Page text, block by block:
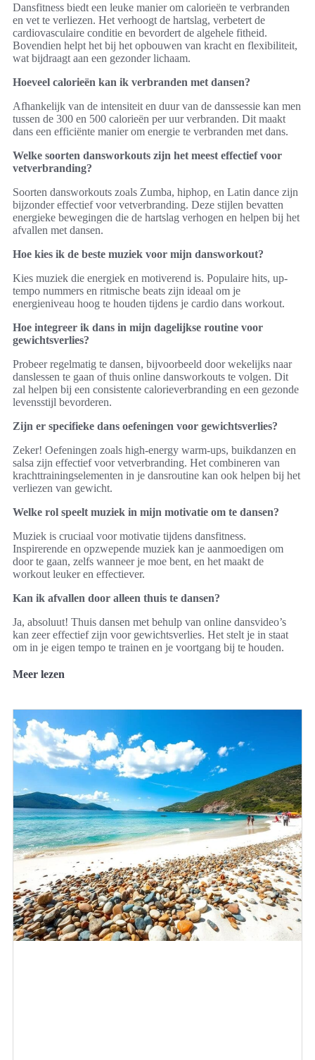
Dansfitness biedt een leuke manier om calorieën te verbranden
en vet te verliezen. Het verhoogt de hartslag, verbetert de
cardiovasculaire conditie en bevordert de algehele fitheid.
Bovendien helpt het bij het opbouwen van kracht en flexibiliteit,
wat bijdraagt aan een gezonder lichaam.
Hoeveel calorieën kan ik verbranden met dansen?
Afhankelijk van de intensiteit en duur van de danssessie kan men
tussen de 300 en 500 calorieën per uur verbranden. Dit maakt
dans een efficiënte manier om energie te verbranden met dans.
Welke soorten dansworkouts zijn het meest effectief voor
vetverbranding?
Soorten dansworkouts zoals Zumba, hiphop, en Latin dance zijn
bijzonder effectief voor vetverbranding. Deze stijlen bevatten
energieke bewegingen die de hartslag verhogen en helpen bij het
afvallen met dansen.
Hoe kies ik de beste muziek voor mijn dansworkout?
Kies muziek die energiek en motiverend is. Populaire hits, up-
tempo nummers en ritmische beats zijn ideaal om je
energieniveau hoog te houden tijdens je cardio dans workout.
Hoe integreer ik dans in mijn dagelijkse routine voor
gewichtsverlies?
Probeer regelmatig te dansen, bijvoorbeeld door wekelijks naar
danslessen te gaan of thuis online dansworkouts te volgen. Dit
zal helpen bij een consistente calorieverbranding en een gezonde
levensstijl bevorderen.
Zijn er specifieke dans oefeningen voor gewichtsverlies?
Zeker! Oefeningen zoals high-energy warm-ups, buikdanzen en
salsa zijn effectief voor vetverbranding. Het combineren van
krachttrainingselementen in je dansroutine kan ook helpen bij het
verliezen van gewicht.
Welke rol speelt muziek in mijn motivatie om te dansen?
Muziek is cruciaal voor motivatie tijdens dansfitness.
Inspirerende en opzwepende muziek kan je aanmoedigen om
door te gaan, zelfs wanneer je moe bent, en het maakt de
workout leuker en effectiever.
Kan ik afvallen door alleen thuis te dansen?
Ja, absoluut! Thuis dansen met behulp van online dansvideo’s
kan zeer effectief zijn voor gewichtsverlies. Het stelt je in staat
om in je eigen tempo te trainen en je voortgang bij te houden.
Meer lezen